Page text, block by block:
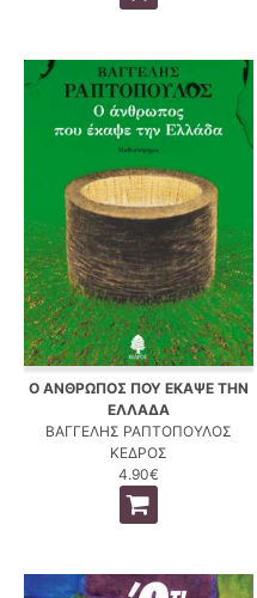
Ο ΑΝΘΡΩΠΟΣ ΠΟΥ ΕΚΑΨΕ ΤΗΝ
ΕΛΛΑΔΑ
ΒΑΓΓΕΛΗΣ ΡΑΠΤΟΠΟΥΛΟΣ
ΚΕΔΡΟΣ
4.90€